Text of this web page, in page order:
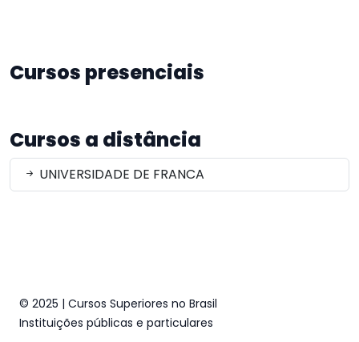
Cursos presenciais
Cursos a distância
UNIVERSIDADE DE FRANCA
© 2025 | Cursos Superiores no Brasil
Instituições públicas e particulares